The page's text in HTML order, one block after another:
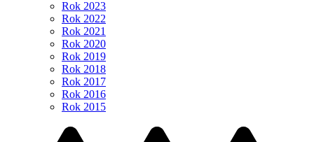
Rok 2023
Rok 2022
Rok 2021
Rok 2020
Rok 2019
Rok 2018
Rok 2017
Rok 2016
Rok 2015